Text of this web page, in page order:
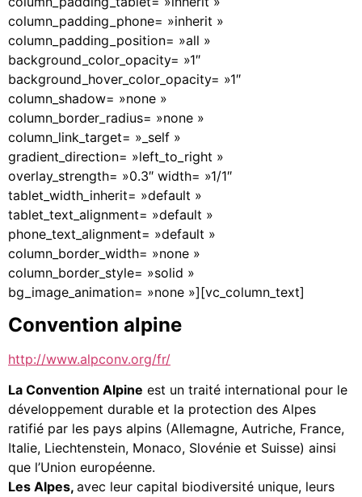
column_padding_phone= »inherit »
column_padding_position= »all »
background_color_opacity= »1″
background_hover_color_opacity= »1″
column_shadow= »none »
column_border_radius= »none »
column_link_target= »_self »
gradient_direction= »left_to_right »
overlay_strength= »0.3″ width= »1/1″
tablet_width_inherit= »default »
tablet_text_alignment= »default »
phone_text_alignment= »default »
column_border_width= »none »
column_border_style= »solid »
bg_image_animation= »none »][vc_column_text]
Convention alpine
http://www.alpconv.org/fr/
La Convention Alpine est un traité international pour le
développement durable et la protection des Alpes
ratifié par les pays alpins (Allemagne, Autriche, France,
Italie, Liechtenstein, Monaco, Slovénie et Suisse) ainsi
que l’Union européenne.
Les Alpes, avec leur capital biodiversité unique, leurs